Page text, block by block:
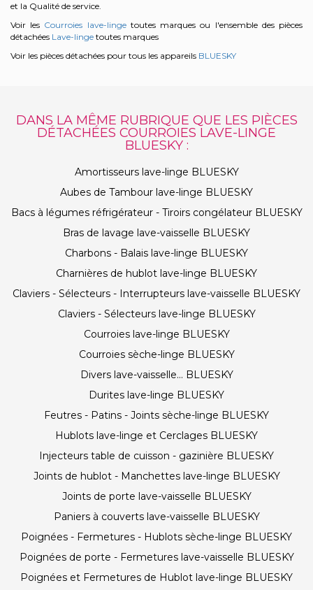
et la Qualité de service.
Voir les Courroies lave-lingetoutes marques ou l'ensemble des pièces
détachées Lave-linge toutes marques
Voir les pièces détachées pour tous les appareils BLUESKY
DANS LA MÊME RUBRIQUE QUE LES PIÈCES
DÉTACHÉES COURROIES LAVE-LINGE
BLUESKY :
Amortisseurs lave-linge BLUESKY
Aubes de Tambour lave-linge BLUESKY
Bacs à légumes réfrigérateur - Tiroirs congélateur BLUESKY
Bras de lavage lave-vaisselle BLUESKY
Charbons - Balais lave-linge BLUESKY
Charnières de hublot lave-linge BLUESKY
Claviers - Sélecteurs - Interrupteurs lave-vaisselle BLUESKY
Claviers - Sélecteurs lave-linge BLUESKY
Courroies lave-linge BLUESKY
Courroies sèche-linge BLUESKY
Divers lave-vaisselle... BLUESKY
Durites lave-linge BLUESKY
Feutres - Patins - Joints sèche-linge BLUESKY
Hublots lave-linge et Cerclages BLUESKY
Injecteurs table de cuisson - gazinière BLUESKY
Joints de hublot - Manchettes lave-linge BLUESKY
Joints de porte lave-vaisselle BLUESKY
Paniers à couverts lave-vaisselle BLUESKY
Poignées - Fermetures - Hublots sèche-linge BLUESKY
Poignées de porte - Fermetures lave-vaisselle BLUESKY
Poignées et Fermetures de Hublot lave-linge BLUESKY